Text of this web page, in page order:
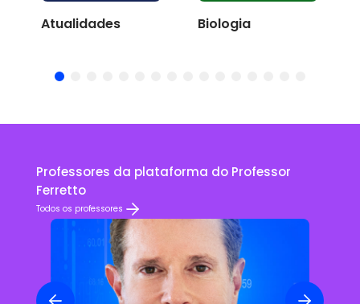
Atualidades Biologia
Professores da plataforma do Professor
Ferretto
Todos os professores